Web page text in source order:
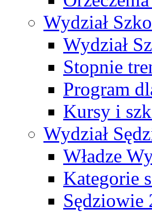
Wydział
Wydział
Stopnie
Program
Kursy i
Wydział
Władze
Kategorie
Sędziowie